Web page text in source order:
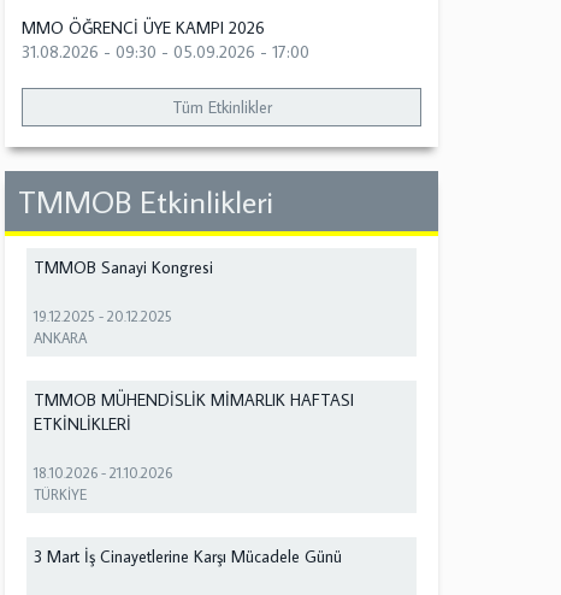
MMO ÖĞRENCİ ÜYE KAMPI 2026
31.08.2026 - 09:30 -05.09.2026 - 17:00
Tüm Etkinlikler
TMMOB Etkinlikleri
TMMOB Sanayi Kongresi
19.12.2025 -20.12.2025
ANKARA
TMMOB MÜHENDİSLİK MİMARLIK HAFTASI
ETKİNLİKLERİ
18.10.2026 -21.10.2026
TÜRKİYE
3 Mart İş Cinayetlerine Karşı Mücadele Günü